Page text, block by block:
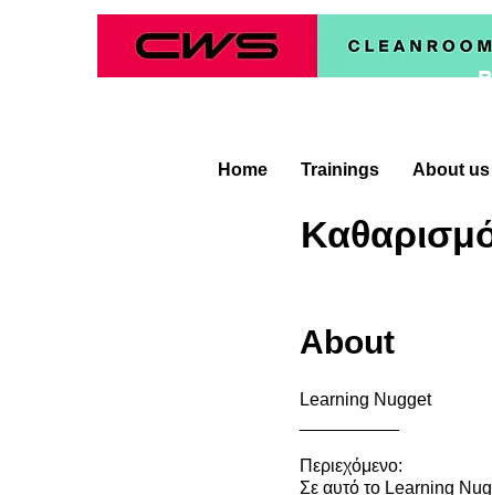
Home Trainings About us
About
Learning Nugget
Περιεχόμενο:
Σε αυτό το Learning